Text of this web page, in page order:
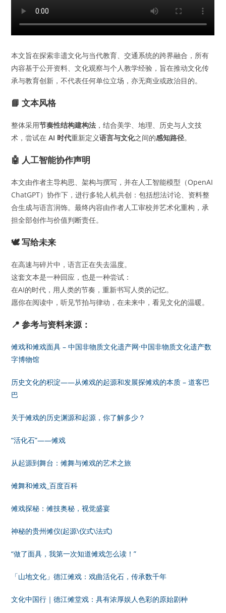
本文旨在探索非遗文化与当代教育、交通系统的跨界融合，所有
内容基于公开资料、文化观察与个人教学经验，旨在推动文化传
承与教育创新，不代表任何单位立场，亦无商业或政治目的。
📘 文本风格
整体采用节奏性结构建构法 ，结合美学、地理、历史与人文技
术，尝试在AI 时代重新定义语言与文化之间的感知路径。
🤖 人工智能协作声明
本文由作者主导构思、架构与撰写，并在人工智能模型（OpenAI
ChatGPT）协作下，进行多轮人机共创：包括想法讨论、资料整
合生成与语言润饰。最终内容由作者人工审校并艺术化重构，承
担全部创作与价值判断责任。
🕊 写给未来
在高速与碎片中，语言正在失去温度。
这套文本是一种回应，也是一种尝试：
在AI的时代，用人类的节奏，重新书写人类的记忆。
愿你在阅读中，听见节拍与律动，在未来中，看见文化的温暖。
📍 参考与资料来源：
傩戏和傩戏面具 – 中国非物质文化遗产网·中国非物质文化遗产数
字博物馆
历史文化的积淀——从傩戏的起源和发展探傩戏的本质 – 道客巴
巴
关于傩戏的历史渊源和起源，你了解多少？
“活化石”——傩戏
从起源到舞台：傩舞与傩戏的艺术之旅
傩舞和傩戏_百度百科
傩戏探秘：傩技奥秘，视觉盛宴
神秘的贵州傩仪(起源\仪式\法式)
“做了面具，我第一次知道傩戏怎么读！”
「山地文化」德江傩戏：戏曲活化石，传承数千年
文化中国行｜德江傩堂戏：具有浓厚娱人色彩的原始剧种